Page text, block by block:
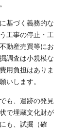
基づく義務的な
工事の停止・工
動産売買等にお
調査は小規模な
用負担はありま
いします。
も、遺跡の発見
で埋蔵文化財が
も、試掘（確